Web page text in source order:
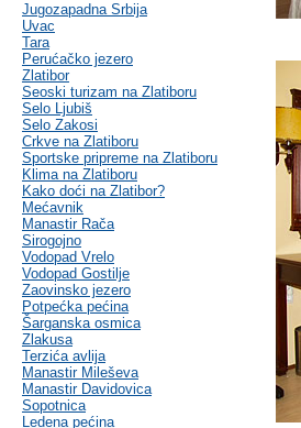
Jugozapadna Srbija
Uvac
Tara
Perućačko jezero
Zlatibor
Seoski turizam na Zlatiboru
Selo Ljubiš
Selo Zakosi
Crkve na Zlatiboru
Sportske pripreme na Zlatiboru
Klima na Zlatiboru
Kako doći na Zlatibor?
Mećavnik
Manastir Rača
Sirogojno
Vodopad Vrelo
Vodopad Gostilje
Zaovinsko jezero
Potpećka pećina
Šarganska osmica
Zlakusa
Terzića avlija
Manastir Mileševa
Manastir Davidovica
Sopotnica
Ledena pećina